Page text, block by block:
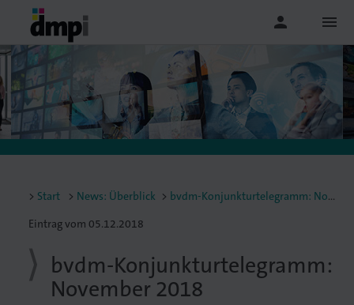
person menu
Start News: Überblick
bvdm-Konjunkturtelegramm: November 2018
Eintrag vom 05.12.2018
bvdm-Konjunkturtelegramm:
November 2018